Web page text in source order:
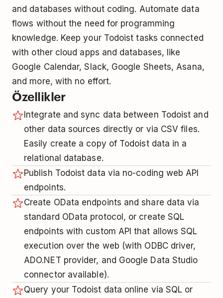
and databases without coding. Automate data
flows without the need for programming
knowledge. Keep your Todoist tasks connected
with other cloud apps and databases, like
Google Calendar, Slack, Google Sheets, Asana,
and more, with no effort.
Özellikler
Integrate and sync data between Todoist and
other data sources directly or via CSV files.
Easily create a copy of Todoist data in a
relational database.
Publish Todoist data via no-coding web API
endpoints.
Create OData endpoints and share data via
standard OData protocol, or create SQL
endpoints with custom API that allows SQL
execution over the web (with ODBC driver,
ADO.NET provider, and Google Data Studio
connector available).
Query your Todoist data online via SQL or